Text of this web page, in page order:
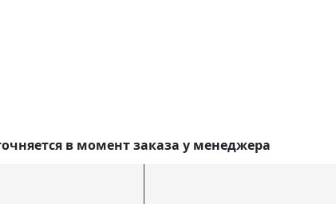
в момент заказа у менеджера